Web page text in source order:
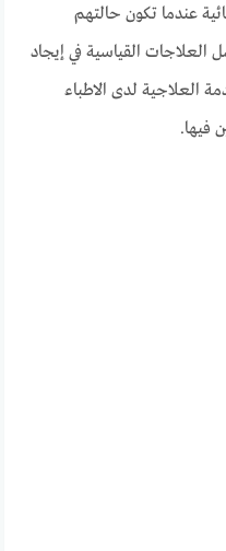
عندما تكون حالتهم
العلاجات القياسية في إيجاد
العلاجية لدى الاطباء
فيها.